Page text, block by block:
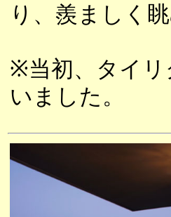
り、羨ましく
※当初、タイリ
いました。